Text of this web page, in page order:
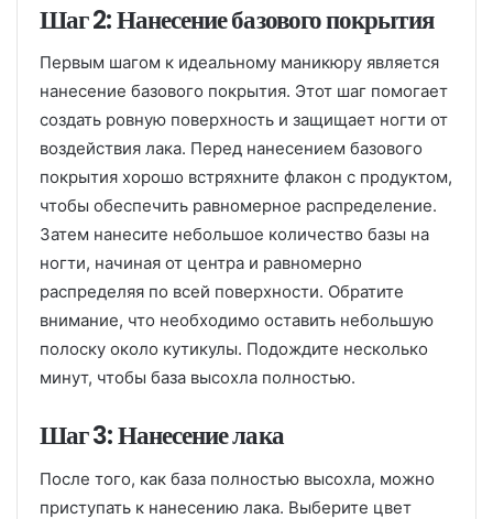
Шаг 2: Нанесение базового покрытия
Первым шагом к идеальному маникюру является
нанесение базового покрытия. Этот шаг помогает
создать ровную поверхность и защищает ногти от
воздействия лака. Перед нанесением базового
покрытия хорошо встряхните флакон с продуктом,
чтобы обеспечить равномерное распределение.
Затем нанесите небольшое количество базы на
ногти, начиная от центра и равномерно
распределяя по всей поверхности. Обратите
внимание, что необходимо оставить небольшую
полоску около кутикулы. Подождите несколько
минут, чтобы база высохла полностью.
Шаг 3: Нанесение лака
После того, как база полностью высохла, можно
приступать к нанесению лака. Выберите цвет